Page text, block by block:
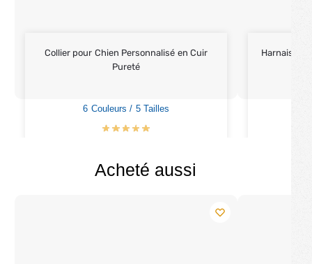
Collier pour Chien Personnalisé en Cuir
Pureté
6 Couleurs / 5 Tailles
Harnais
Acheté aussi